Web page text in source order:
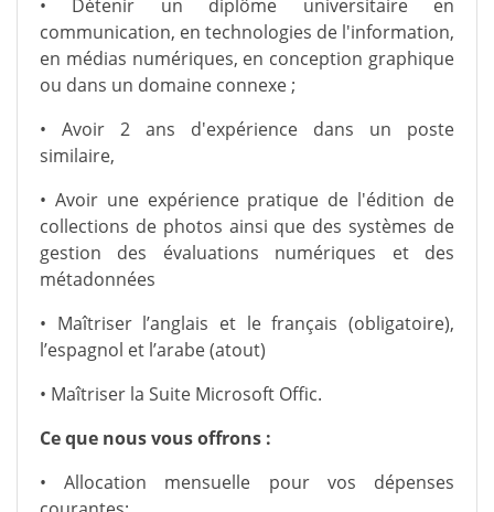
• Détenir un diplôme universitaire en
communication, en technologies de l'information,
en médias numériques, en conception graphique
ou dans un domaine connexe ;
• Avoir 2 ans d'expérience dans un poste
similaire,
• Avoir une expérience pratique de l'édition de
collections de photos ainsi que des systèmes de
gestion des évaluations numériques et des
métadonnées
• Maîtriser l’anglais et le français (obligatoire),
l’espagnol et l’arabe (atout)
• Maîtriser la Suite Microsoft Offic.
Ce que nous vous offrons :
• Allocation mensuelle pour vos dépenses